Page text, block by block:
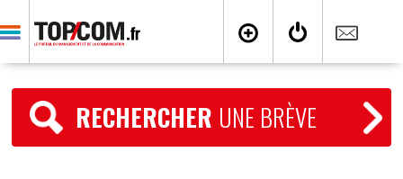
RECHERCHER UNE BRÈVE